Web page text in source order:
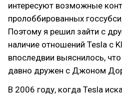
интересуют возможные
пролоббированных
Поэтому я решил зайти с
наличие отношений Tesla с
впоследвии выяснилось,
давно дружен с Джоном
В 2006 году, когда Tesla